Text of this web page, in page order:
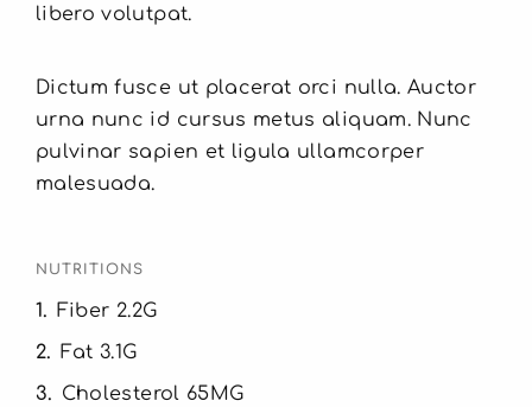
libero volutpat.
Dictum fusce ut placerat orci nulla. Auctor
urna nunc id cursus metus aliquam. Nunc
pulvinar sapien et ligula ullamcorper
malesuada.
NUTRITIONS
1
Fiber 2.2G
2
Fat 3.1G
3
Cholesterol 65MG